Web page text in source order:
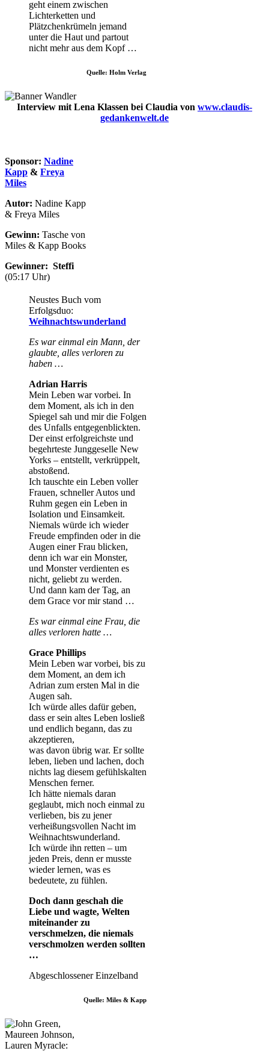
geht einem zwischen
Lichterketten und
Plätzchenkrümeln jemand
unter die Haut und partout
nicht mehr aus dem Kopf …
Quelle: Holm Verlag
Interview mit Lena Klassen bei Claudia von www.claudis-
gedankenwelt.de
Sponsor: Nadine
Kapp & Freya
Miles
Autor: Nadine Kapp
& Freya Miles
Gewinn: Tasche von
Miles & Kapp Books
Gewinner: Steffi
(05:17 Uhr)
Neustes Buch vom
Erfolgsduo:
Weihnachtswunderland
Es war einmal ein Mann, der
glaubte, alles verloren zu
haben …
Adrian Harris
Mein Leben war vorbei. In
dem Moment, als ich in den
Spiegel sah und mir die Folgen
des Unfalls entgegenblickten.
Der einst erfolgreichste und
begehrteste Junggeselle New
Yorks – entstellt, verkrüppelt,
abstoßend.
Ich tauschte ein Leben voller
Frauen, schneller Autos und
Ruhm gegen ein Leben in
Isolation und Einsamkeit.
Niemals würde ich wieder
Freude empfinden oder in die
Augen einer Frau blicken,
denn ich war ein Monster,
und Monster verdienten es
nicht, geliebt zu werden.
Und dann kam der Tag, an
dem Grace vor mir stand …
Es war einmal eine Frau, die
alles verloren hatte …
Grace Phillips
Mein Leben war vorbei, bis zu
dem Moment, an dem ich
Adrian zum ersten Mal in die
Augen sah.
Ich würde alles dafür geben,
dass er sein altes Leben losließ
und endlich begann, das zu
akzeptieren,
was davon übrig war. Er sollte
leben, lieben und lachen, doch
nichts lag diesem gefühlskalten
Menschen ferner.
Ich hätte niemals daran
geglaubt, mich noch einmal zu
verlieben, bis zu jener
verheißungsvollen Nacht im
Weihnachtswunderland.
Ich würde ihn retten – um
jeden Preis, denn er musste
wieder lernen, was es
bedeutete, zu fühlen.
Doch dann geschah die
Liebe und wagte, Welten
miteinander zu
verschmelzen, die niemals
verschmolzen werden sollten
…
Abgeschlossener Einzelband
Quelle: Miles & Kapp